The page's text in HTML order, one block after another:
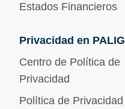
Estados Financieros
Privacidad en PALIG
Centro de Política de
Privacidad
Política de Privacidad